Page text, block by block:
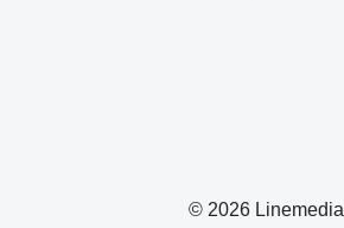
© 2026 Linemedia